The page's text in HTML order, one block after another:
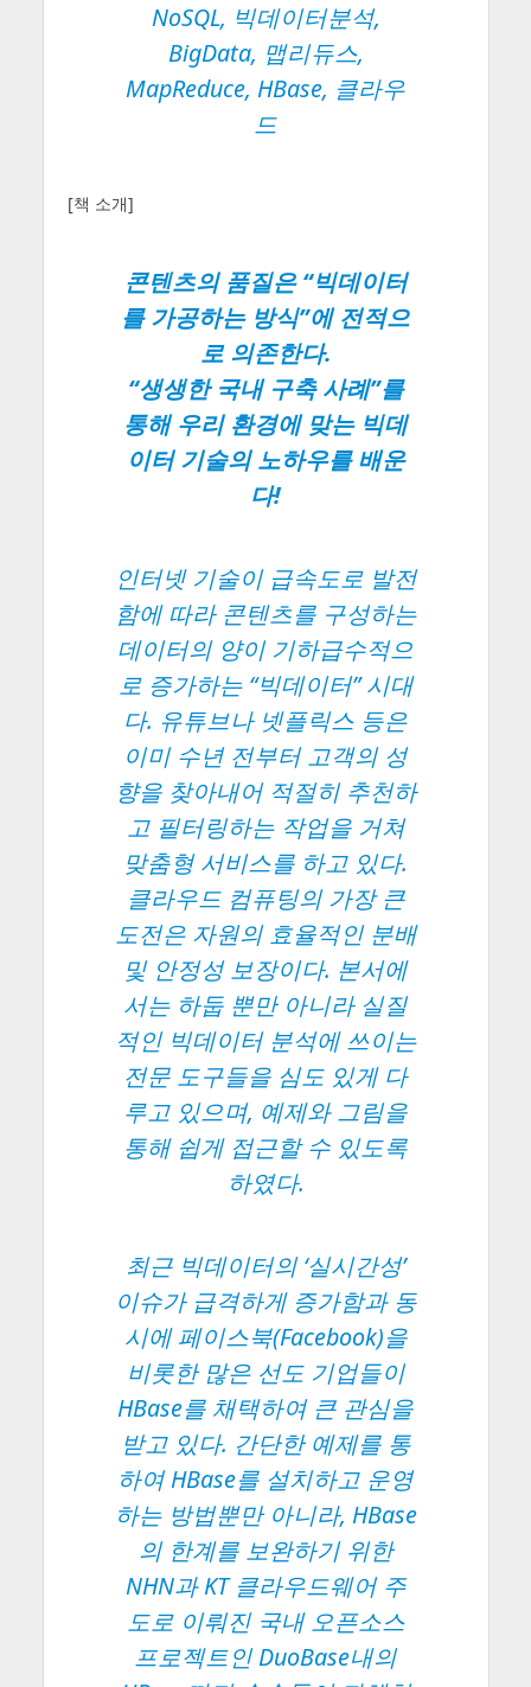
NoSQL, 빅데이터분석,
BigData, 맵리듀스,
MapReduce, HBase, 클라우
드
[책 소개]
콘텐츠의 품질은 “빅데이터
를 가공하는 방식”에 전적으
로 의존한다.
“생생한 국내 구축 사례”를
통해 우리 환경에 맞는 빅데
이터 기술의 노하우를 배운
다!
인터넷 기술이 급속도로 발전
함에 따라 콘텐츠를 구성하는
데이터의 양이 기하급수적으
로 증가하는 “빅데이터” 시대
다. 유튜브나 넷플릭스 등은
이미 수년 전부터 고객의 성
향을 찾아내어 적절히 추천하
고 필터링하는 작업을 거쳐
맞춤형 서비스를 하고 있다.
클라우드 컴퓨팅의 가장 큰
도전은 자원의 효율적인 분배
및 안정성 보장이다. 본서에
서는 하둡 뿐만 아니라 실질
적인 빅데이터 분석에 쓰이는
전문 도구들을 심도 있게 다
루고 있으며, 예제와 그림을
통해 쉽게 접근할 수 있도록
하였다.
최근 빅데이터의 ‘실시간성’
이슈가 급격하게 증가함과 동
시에 페이스북(Facebook)을
비롯한 많은 선도 기업들이
HBase를 채택하여 큰 관심을
받고 있다. 간단한 예제를 통
하여 HBase를 설치하고 운영
하는 방법뿐만 아니라, HBase
의 한계를 보완하기 위한
NHN과 KT 클라우드웨어 주
도로 이뤄진 국내 오픈소스
프로젝트인 DuoBase내의